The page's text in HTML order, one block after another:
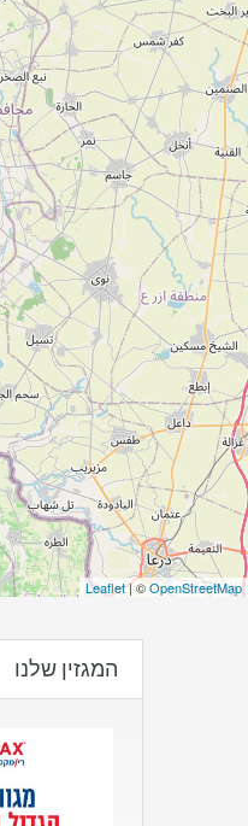
Leaflet| ©OpenStreetMap
המגזין שלנו
1-700-501-440